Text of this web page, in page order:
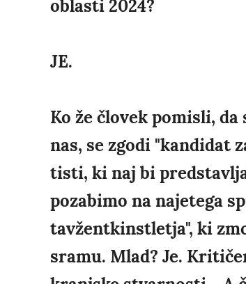
oblasti 2024?
JE.
Ko že človek pomisli,
nas, se zgodi "kandidat
tisti, ki naj bi
pozabimo na najetega
tavžentkinstletja", ki
sramu. Mlad? Je.